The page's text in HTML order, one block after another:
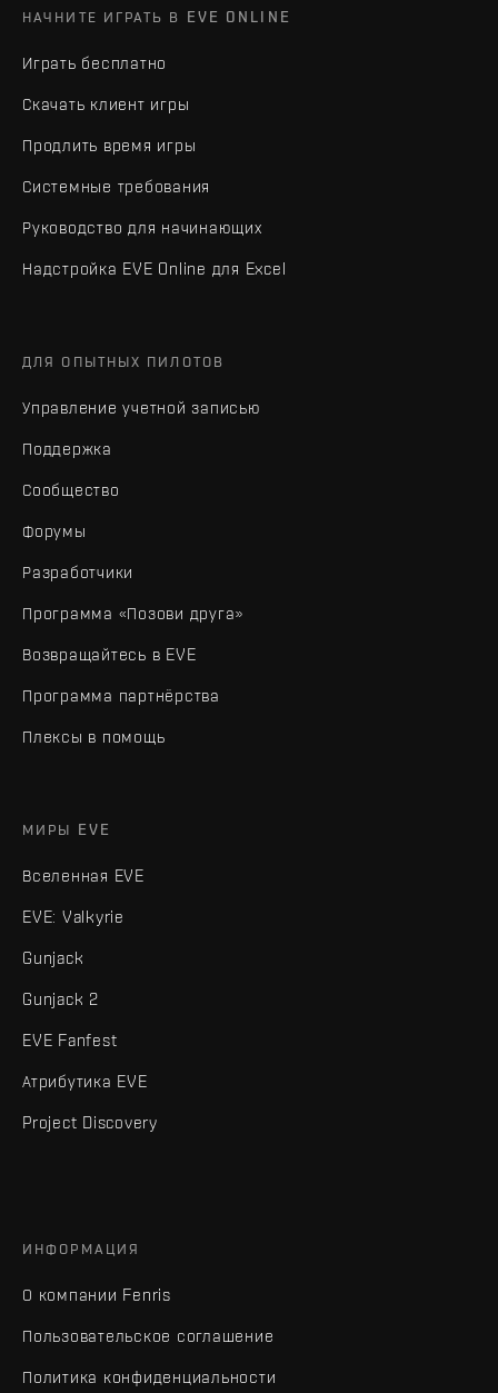
НАЧНИТЕ ИГРАТЬ В EVE ONLINE
Играть бесплатно
Скачать клиент игры
Продлить время игры
Системные требования
Руководство для начинающих
Надстройка EVE Online для Excel
ДЛЯ ОПЫТНЫХ ПИЛОТОВ
Управление учетной записью
Поддержка
Сообщество
Форумы
Разработчики
Программа «Позови друга»
Возвращайтесь в EVE
Программа партнёрства
Плексы в помощь
МИРЫ EVE
Вселенная EVE
EVE: Valkyrie
Gunjack
Gunjack 2
EVE Fanfest
Атрибутика EVE
Project Discovery
ИНФОРМАЦИЯ
О компании Fenris
Пользовательское соглашение
Политика конфиденциальности